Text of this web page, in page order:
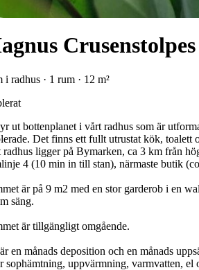
i radhus · 1 rum · 12 m²
ut bottenplanet i vårt radhus som är
Det finns ett fullt utrustat kök, toalett
ligger på Bymarken, ca 3 km från
4 (10 min in till stan), närmaste butik
är på 9 m2 med en stor garderob i en
säng.
är tillgängligt omgående.
en månads deposition och en månads
sophämtning, uppvärmning, varmvatten,